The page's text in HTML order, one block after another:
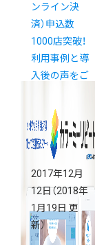
ンライン決
済）申込数
1000店突破！
利用事例と導
入後の声をご
2017年12月
12日（2018年
1月19日 更
新）